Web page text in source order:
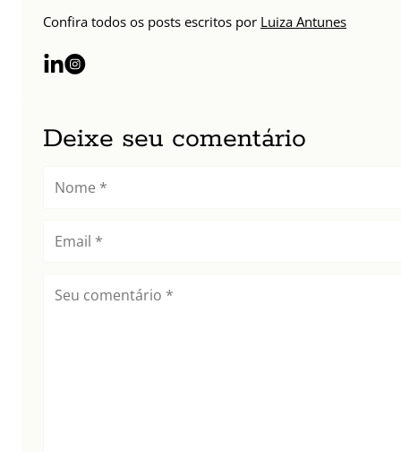
Confira todos os posts escritos por Luiza Antunes
Deixe seu comentário